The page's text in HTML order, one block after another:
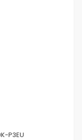
P3EU